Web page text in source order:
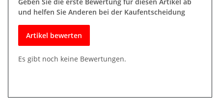
und helfen Sie Anderen bei der Kaufentscheidung
Artikel bewerten
Es gibt noch keine Bewertungen.